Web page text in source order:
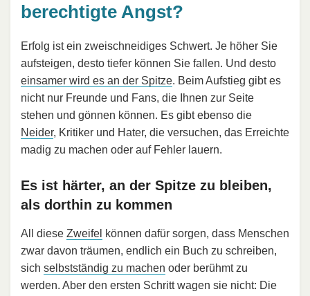
berechtigte Angst?
Erfolg ist ein zweischneidiges Schwert. Je höher Sie
aufsteigen, desto tiefer können Sie fallen. Und desto
einsamer wird es an der Spitze. Beim Aufstieg gibt es
nicht nur Freunde und Fans, die Ihnen zur Seite
stehen und gönnen können. Es gibt ebenso die
Neider, Kritiker und Hater, die versuchen, das Erreichte
madig zu machen oder auf Fehler lauern.
Es ist härter, an der Spitze zu bleiben,
als dorthin zu kommen
All diese Zweifel können dafür sorgen, dass Menschen
zwar davon träumen, endlich ein Buch zu schreiben,
sich selbstständig zu machen oder berühmt zu
werden. Aber den ersten Schritt wagen sie nicht: Die